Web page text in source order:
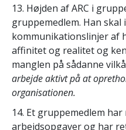
13. Højden af ARC i
gruppemedlem. Han skal
kommunikationslinjer af
affinitet og realitet og
manglen på sådanne
arbejde aktivt på at
organisationen.
14. Et gruppemedlem
arbejdsopgaver og har